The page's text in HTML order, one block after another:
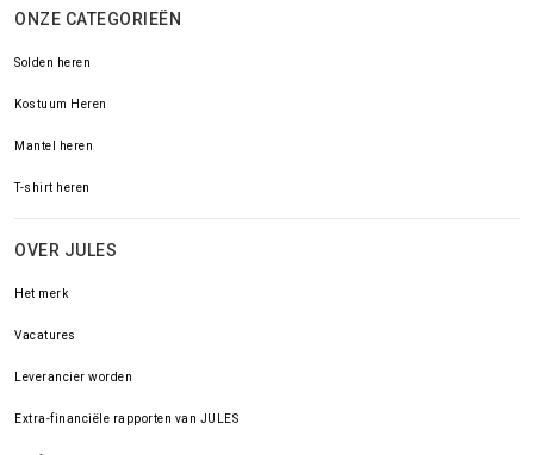
ONZE CATEGORIEËN
Solden heren
Kostuum Heren
Mantel heren
T-shirt heren
OVER JULES
Het merk
Vacatures
Leverancier worden
Extra-financiële rapporten van JULES